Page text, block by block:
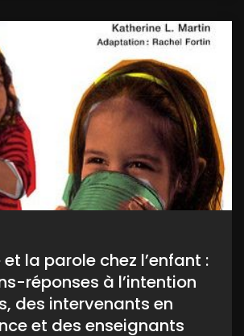
la parole chez l’enfant :
réponses à l’intention
des intervenants en
et des enseignants